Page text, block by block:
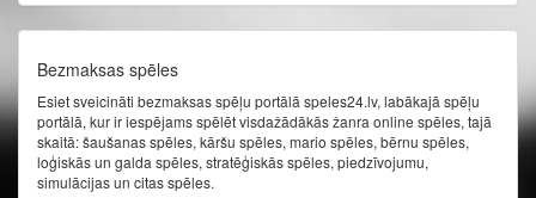
Bezmaksas spēles
Esiet sveicināti bezmaksas spēļu portālā speles24.lv, labākajā spēļu
portālā, kur ir iespējams spēlēt visdažādākās žanra online spēles, tajā
skaitā: šaušanas spēles, kāršu spēles, mario spēles, bērnu spēles,
loģiskās un galda spēles, stratēģiskās spēles, piedzīvojumu,
simulācijas un citas spēles.